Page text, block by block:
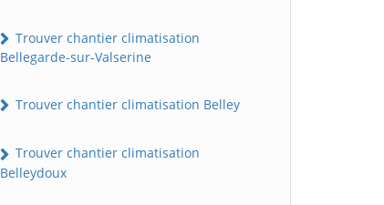
Trouver chantier climatisation
Bellegarde-sur-Valserine
Trouver chantier climatisation Belley
Trouver chantier climatisation
Belleydoux